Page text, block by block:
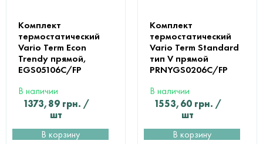
Комплект
термостатический
Vario Term Econ
Trendy прямой,
EGS05106C/FP
В наличии
1373,89 грн. /
шт
В корзину
Комплект
термостатический
Vario Term Standard
тип V прямой
PRNYGS0206C/FP
В наличии
1553,60 грн. /
шт
В корзину